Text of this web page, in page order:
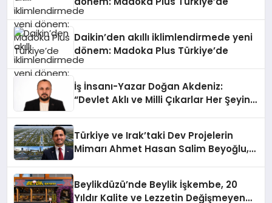
Daikin’den akıllı iklimlendirmede yeni
dönem: Madoka Plus Türkiye’de
İş İnsanı-Yazar Doğan Akdeniz:
“Devlet Aklı ve Milli Çıkarlar Her Şeyin
Türkiye ve Irak’taki Dev Projelerin
Mimarı Ahmet Hasan Salim Beyoğlu,
Hayata Geçirecek
Beylikdüzü’nde Beylik İşkembe, 20
Yıldır Kalite ve Lezzetin Değişmeyen